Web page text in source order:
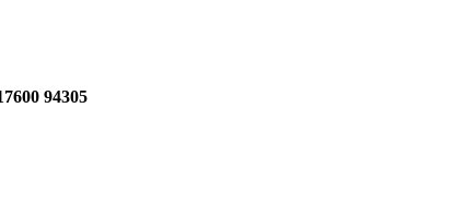
94305